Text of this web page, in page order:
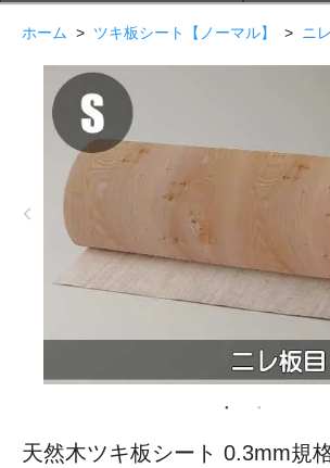
ホーム > ツキ板シート【ノーマル】 > ニレ
天然木ツキ板シート 0.3mm規